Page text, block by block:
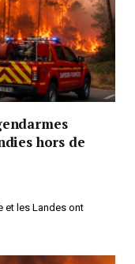
hors de
et les Landes ont